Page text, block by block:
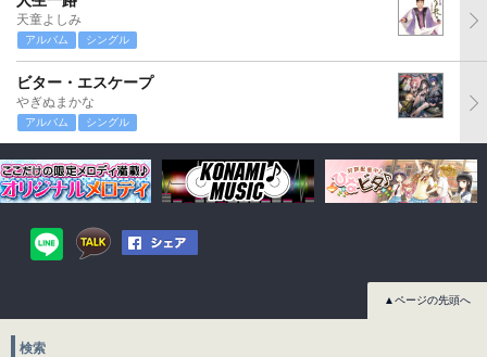
天童よしみ
アルバム シングル
ビター・エスケープ
やぎぬまかな
アルバム シングル
▲ページの先頭へ
検索